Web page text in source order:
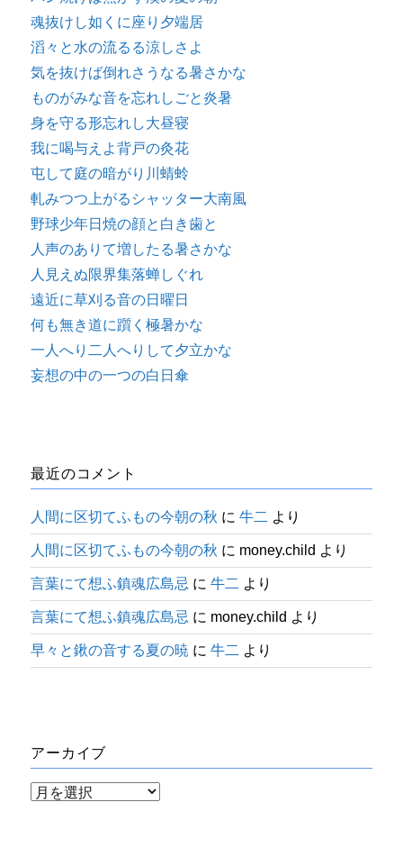
魂抜けし如くに座り夕端居
滔々と水の流るる涼しさよ
気を抜けば倒れさうなる暑さかな
ものがみな音を忘れしごと炎暑
身を守る形忘れし大昼寝
我に喝与えよ背戸の灸花
屯して庭の暗がり川蜻蛉
軋みつつ上がるシャッター大南風
野球少年日焼の顔と白き歯と
人声のありて増したる暑さかな
人見えぬ限界集落蝉しぐれ
遠近に草刈る音の日曜日
何も無き道に躓く極暑かな
一人へり二人へりして夕立かな
妄想の中の一つの白日傘
最近のコメント
人間に区切てふもの今朝の秋 に牛二 より
人間に区切てふもの今朝の秋 に money.child より
言葉にて想ふ鎮魂広島忌 に牛二 より
言葉にて想ふ鎮魂広島忌 に money.child より
早々と鍬の音する夏の暁 に牛二 より
アーカイブ
ア